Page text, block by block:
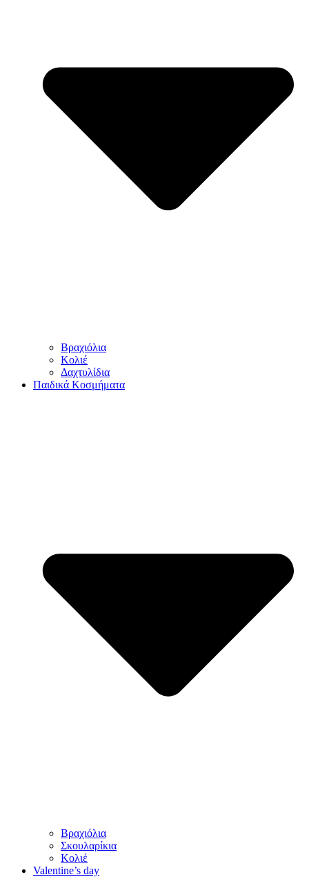
Βραχιόλια
Κολιέ
Δαχτυλίδια
Παιδικά Κοσμήματα
Βραχιόλια
Σκουλαρίκια
Κολιέ
Valentine’s day